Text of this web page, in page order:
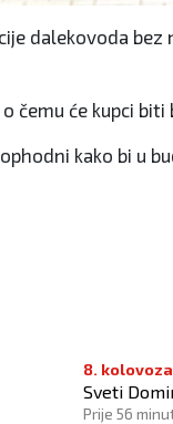
dalekovoda bez
čemu će kupci
kako bi u
u Kiseljaku
8. kolovoza
Sveti
Prije 56